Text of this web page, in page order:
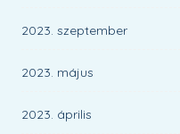
2023. szeptember
2023. május
2023. április